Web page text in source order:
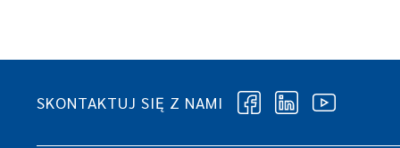
SKONTAKTUJ SIĘ Z NAMI